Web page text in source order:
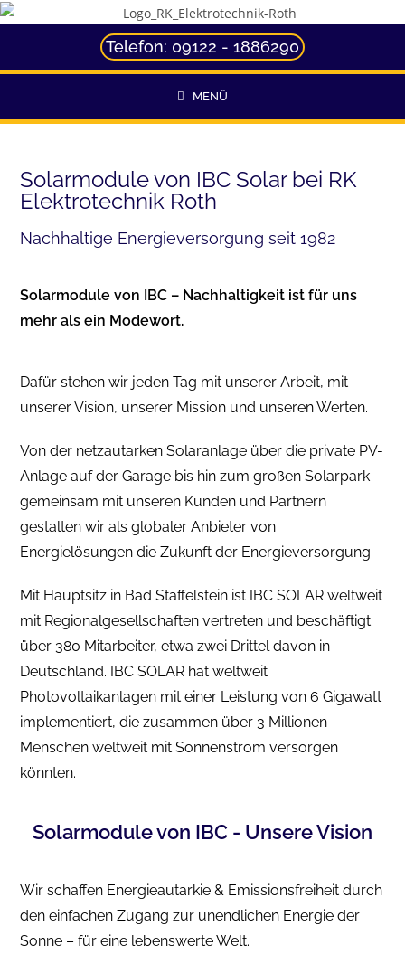
Telefon: 09122 - 1886290
MENÜ
Solarmodule von IBC Solar bei RK
Elektrotechnik Roth
Nachhaltige Energieversorgung seit 1982
Solarmodule von IBC – Nachhaltigkeit ist für uns
mehr als ein Modewort.
Dafür stehen wir jeden Tag mit unserer Arbeit, mit
unserer Vision, unserer Mission und unseren Werten.
Von der netzautarken Solaranlage über die private PV-
Anlage auf der Garage bis hin zum großen Solarpark –
gemeinsam mit unseren Kunden und Partnern
gestalten wir als globaler Anbieter von
Energielösungen die Zukunft der Energieversorgung.
Mit Hauptsitz in Bad Staffelstein ist IBC SOLAR weltweit
mit Regionalgesellschaften vertreten und beschäftigt
über 380 Mitarbeiter, etwa zwei Drittel davon in
Deutschland. IBC SOLAR hat weltweit
Photovoltaikanlagen mit einer Leistung von 6 Gigawatt
implementiert, die zusammen über 3 Millionen
Menschen weltweit mit Sonnenstrom versorgen
könnten.
Solarmodule von IBC - Unsere Vision
Wir schaffen Energieautarkie & Emissionsfreiheit durch
den einfachen Zugang zur unendlichen Energie der
Sonne – für eine lebenswerte Welt.